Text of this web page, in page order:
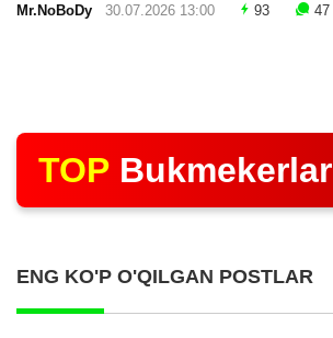
Mr.NoBoDy 30.07.2026 13:00 93 47
TOP Bukmekerlar
ENG KO'P O'QILGAN POSTLAR